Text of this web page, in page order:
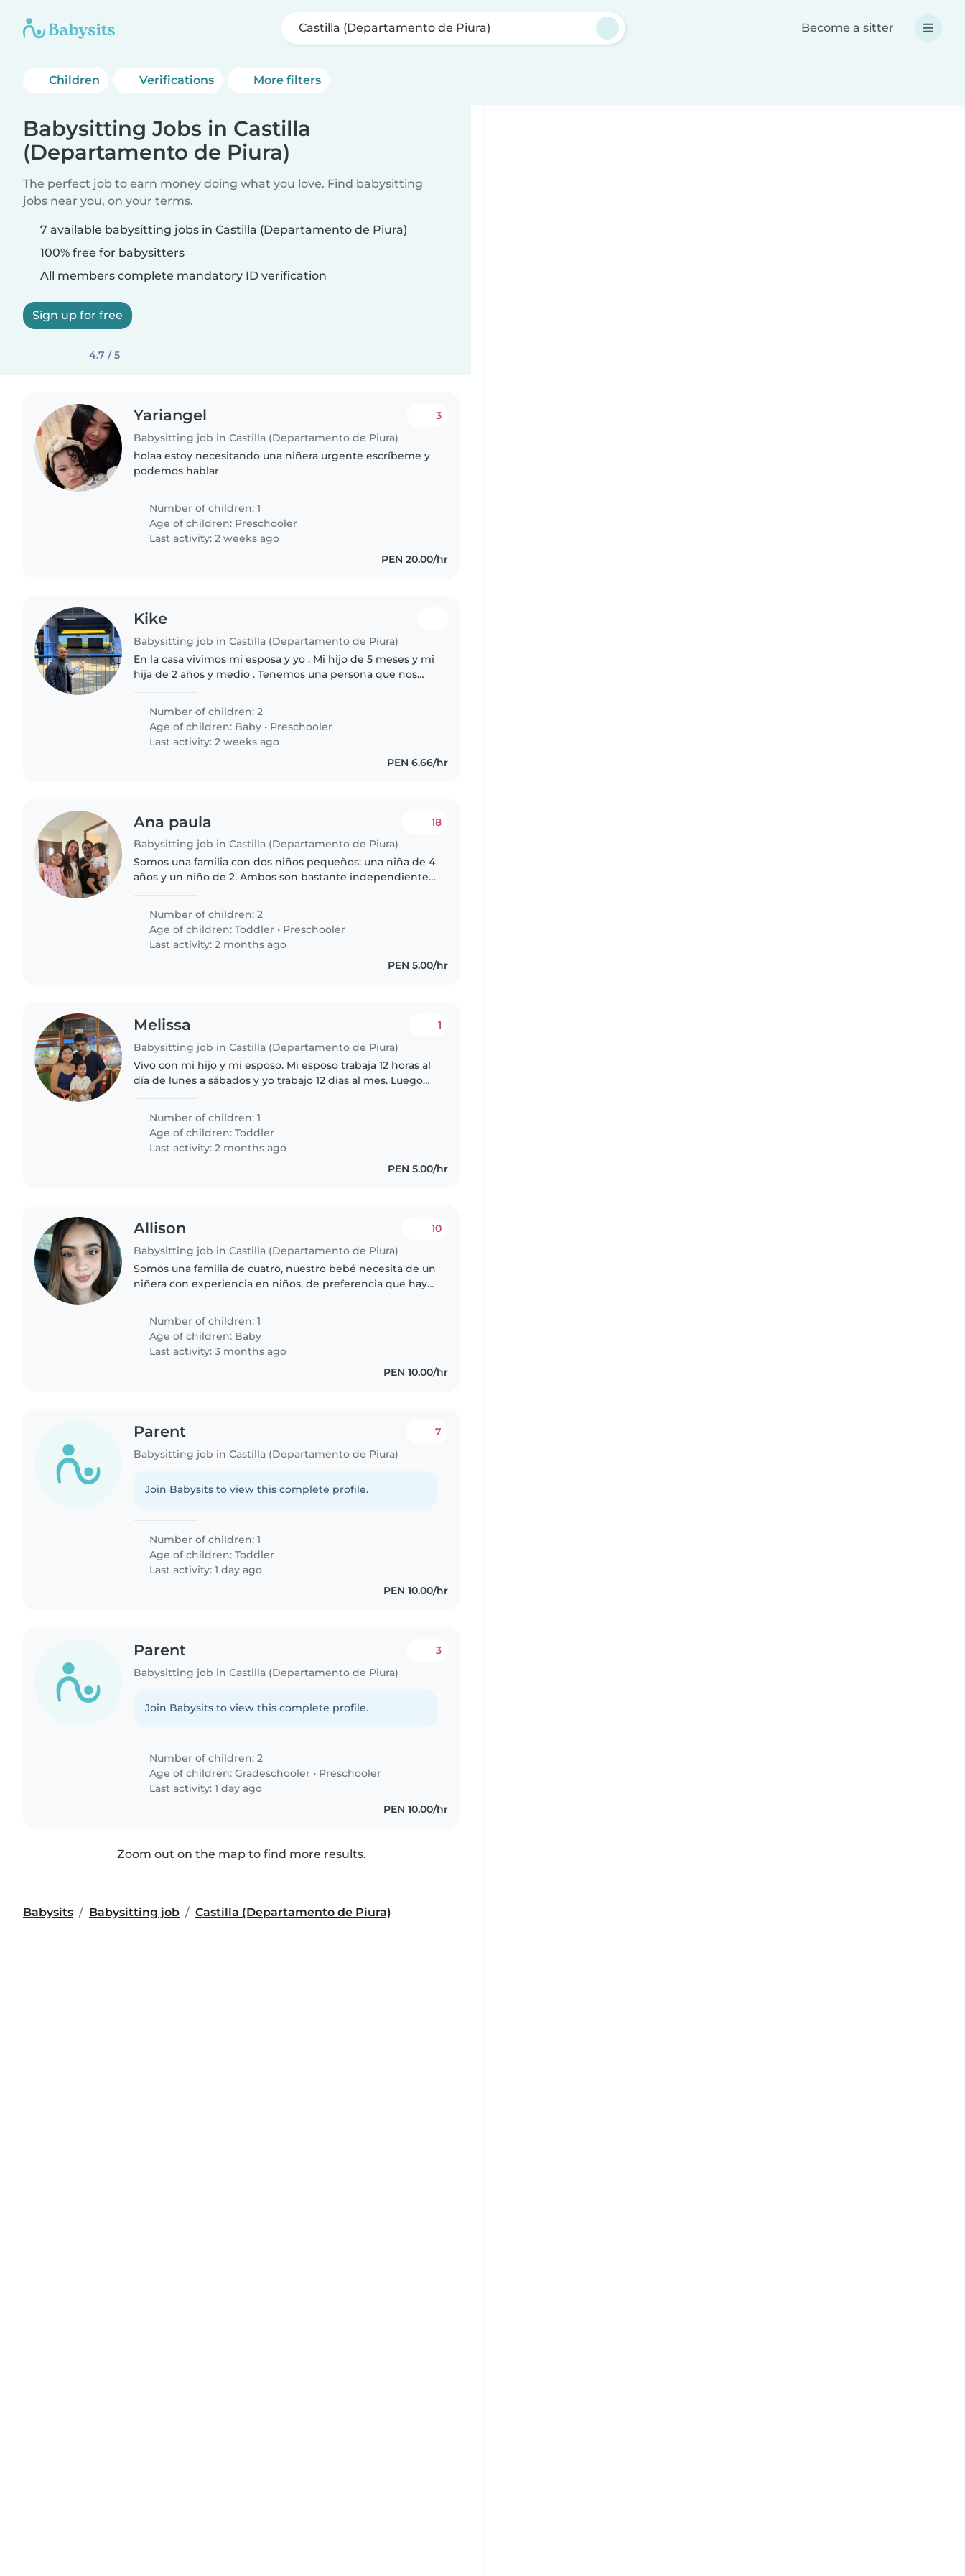
Castilla (Departamento de Piura) Become a sitter
Children Verifications More filters
Babysitting Jobs in Castilla
(Departamento de Piura)
The perfect job to earn money doing what you love. Find babysitting
jobs near you, on your terms.
7 available babysitting jobs in Castilla (Departamento de Piura)
100% free for babysitters
All members complete mandatory ID verification
Sign up for free
4.7 / 5
Yariangel
Babysitting job in Castilla (Departamento de Piura)
3
holaa estoy necesitando una niñera urgente escríbeme y
podemos hablar
Number of children: 1
Age of children: Preschooler
Last activity: 2 weeks ago
PEN 20.00/hr
Kike
Babysitting job in Castilla (Departamento de Piura)
En la casa vivimos mi esposa y yo . Mi hijo de 5 meses y mi
hija de 2 años y medio . Tenemos una persona que nos
Number of children: 2
Age of children: Baby • Preschooler
Last activity: 2 weeks ago
PEN 6.66/hr
Ana paula
Babysitting job in Castilla (Departamento de Piura)
18
Somos una familia con dos niños pequeños: una niña de 4
años y un niño de 2. Ambos son bastante independientes,
acompañamiento en..
Number of children: 2
Age of children:Toddler • Preschooler
Last activity: 2 months ago
PEN 5.00/hr
Melissa
Babysitting job in Castilla (Departamento de Piura)
1
Vivo con mi hijo y mi esposo. Mi esposo trabaja 12 horas al
día de lunes a sábados y yo trabajo 12 dias al mes. Luego
Quisiera..
Number of children: 1
Age of children:Toddler
Last activity: 2 months ago
PEN 5.00/hr
Allison
Babysitting job in Castilla (Departamento de Piura)
10
Somos una familia de cuatro, nuestro bebé necesita de un
niñera con experiencia en niños, de preferencia que haya
quincenal,que..
Number of children: 1
Age of children: Baby
Last activity: 3 months ago
PEN 10.00/hr
Parent
Babysitting job in Castilla (Departamento de Piura)
7
Join Babysits to view this complete profile.
Number of children: 1
Age of children:Toddler
Last activity: 1 day ago
PEN 10.00/hr
Parent
Babysitting job in Castilla (Departamento de Piura)
3
Join Babysits to view this complete profile.
Number of children: 2
Age of children:Gradeschooler • Preschooler
Last activity: 1 day ago
PEN 10.00/hr
Zoom out on the map to find more results.
Babysits Babysitting job Castilla (Departamento de Piura)